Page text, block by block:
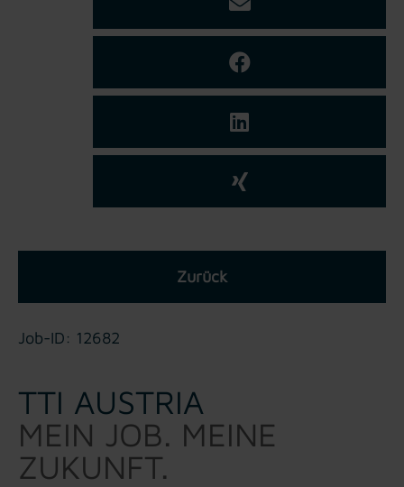
Zurück
Job-ID: 12682
TTI AUSTRIA
MEIN JOB. MEINE
ZUKUNFT.